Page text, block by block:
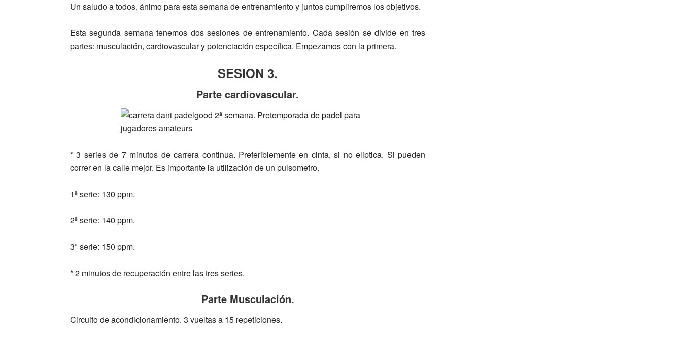
Un saludo a todos, ánimo para esta semana de entrenamiento y juntos cumpliremos los objetivos.
Esta segunda semanatenemos dos sesiones de entrenamiento. Cada sesión se divide en tres
partes: musculación, cardiovascular y potenciación específica. Empezamos con la primera.
SESION 3.
Parte cardiovascular.
*3 series de 7 minutos de carrera continua. Preferiblemente en cinta, si no eliptica. Si pueden
correr en la calle mejor. Es importante la utilización de un pulsometro.
1ª serie: 130 ppm.
2ª serie: 140 ppm.
3ª serie: 150 ppm.
*2 minutos de recuperación entre las tres series.
Parte Musculación.
Circuito de acondicionamiento. 3 vueltas a 15 repeticiones.